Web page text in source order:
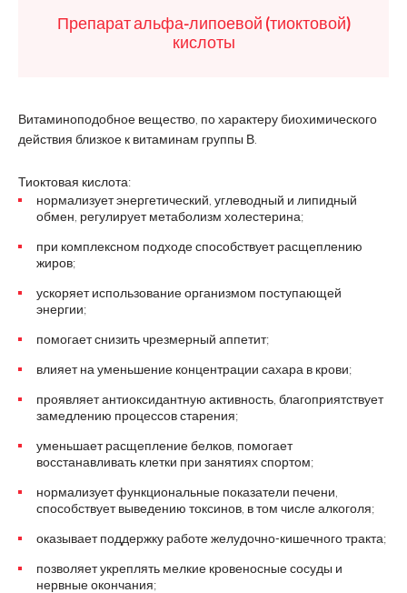
Препарат альфа-липоевой (тиоктовой)
кислоты
Витаминоподобное вещество, по характеру биохимического
действия близкое к витаминам группы В.
Тиоктовая кислота:
нормализует энергетический, углеводный и липидный
обмен, регулирует метаболизм холестерина;
при комплексном подходе способствует расщеплению
жиров;
ускоряет использование организмом поступающей
энергии;
помогает снизить чрезмерный аппетит;
влияет на уменьшение концентрации сахара в крови;
проявляет антиоксидантную активность, благоприятствует
замедлению процессов старения;
уменьшает расщепление белков, помогает
восстанавливать клетки при занятиях спортом;
нормализует функциональные показатели печени,
способствует выведению токсинов, в том числе алкоголя;
оказывает поддержку работе желудочно-кишечного тракта;
позволяет укреплять мелкие кровеносные сосуды и
нервные окончания;